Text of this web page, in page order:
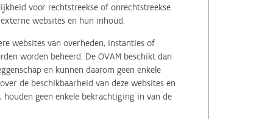
voor rechtstreekse of onrechtstreekse
websites en hun inhoud.
websites van overheden, instanties of
worden beheerd. De OVAM beschikt dan
en kunnen daarom geen enkele
de beschikbaarheid van deze websites en
geen enkele bekrachtiging in van de